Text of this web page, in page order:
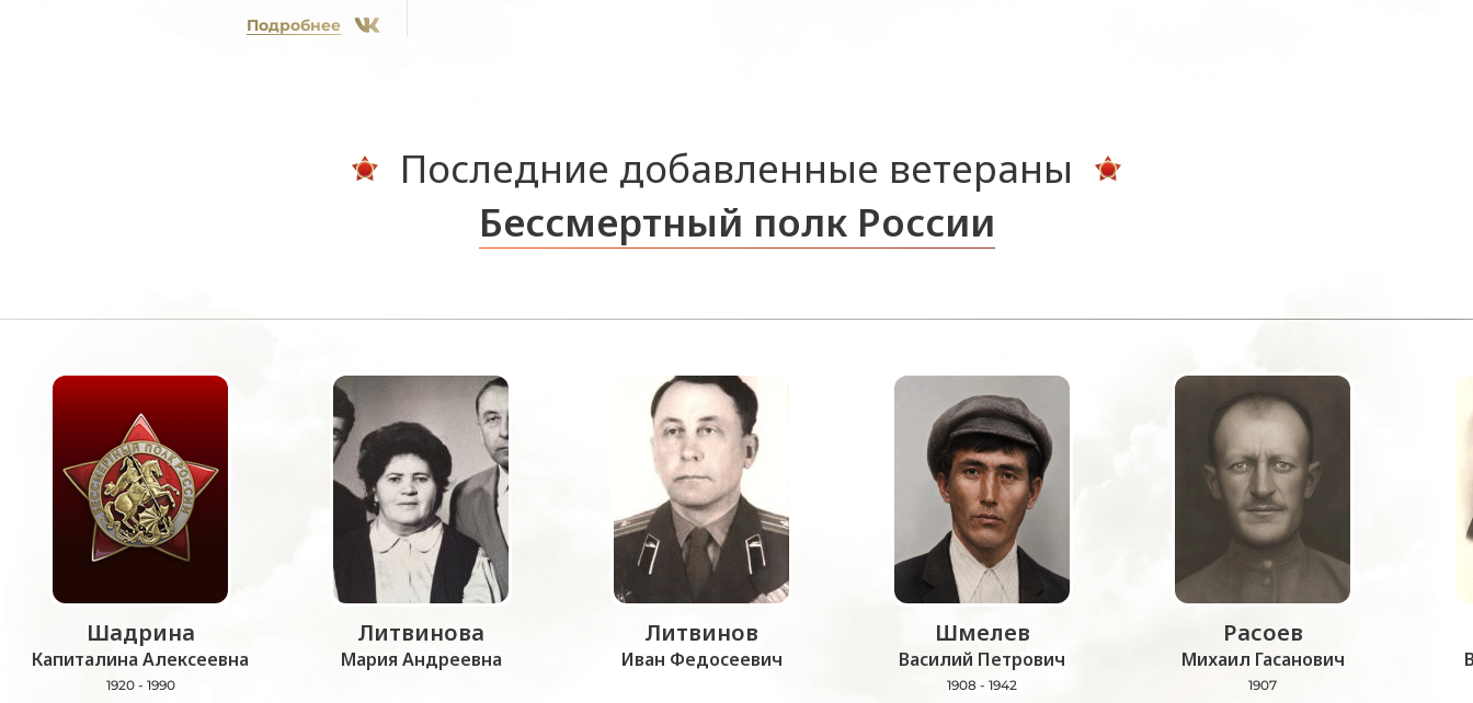
Подробнее
Последние добавленные ветераны
Бессмертный полк России
Шадрина
Капиталина Алексеевна
1920 - 1990
Литвинова
Мария Андреевна
Литвинов
Иван Федосеевич
Шмелев
Василий Петрович
1908 - 1942
Расоев
Михаил Гасанович
1907